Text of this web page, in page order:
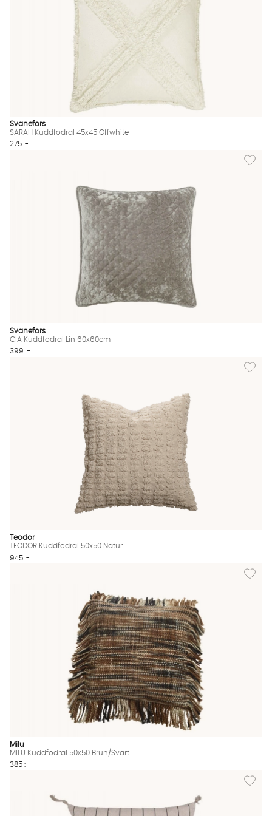
Svanefors
SARAH Kuddfodral 45x45 Offwhite
275 :-
Lägg
Svanefors
CIA Kuddfodral Lin 60x60cm
399 :-
Lägg
Teodor
TEODOR Kuddfodral 50x50 Natur
945 :-
Lägg
Milu
MILU Kuddfodral 50x50 Brun/Svart
385 :-
Lägg